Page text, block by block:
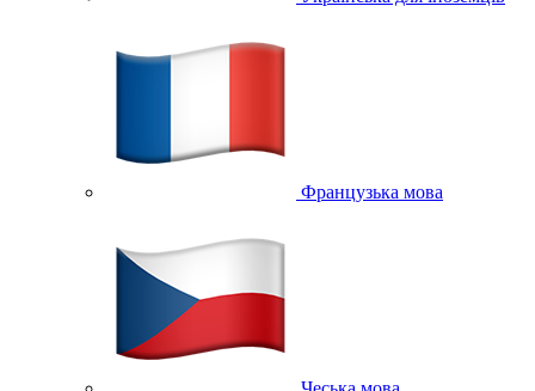
Французька мова